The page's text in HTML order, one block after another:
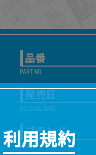
品番
発売日
ブランド
利用規約